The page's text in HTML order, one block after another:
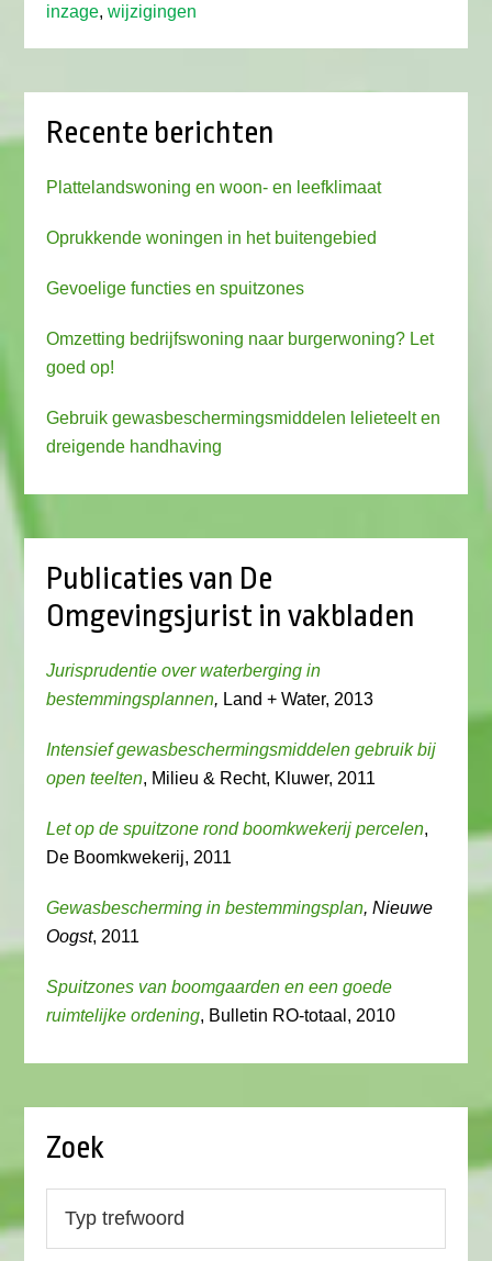
inzage,wijzigingen
Recente berichten
Plattelandswoning en woon- en leefklimaat
Oprukkende woningen in het buitengebied
Gevoelige functies en spuitzones
Omzetting bedrijfswoning naar burgerwoning? Let
goed op!
Gebruik gewasbeschermingsmiddelen lelieteelt en
dreigende handhaving
Publicaties van De
Omgevingsjurist in vakbladen
Jurisprudentie over waterberging in
bestemmingsplannen, Land + Water, 2013
Intensief gewasbeschermingsmiddelen gebruik bij
open teelten, Milieu & Recht, Kluwer, 2011
Let op de spuitzone rond boomkwekerij percelen,
De Boomkwekerij, 2011
Gewasbescherming in bestemmingsplan, Nieuwe
Oogst, 2011
Spuitzones van boomgaarden en een goede
ruimtelijke ordening, Bulletin RO-totaal, 2010
Zoek